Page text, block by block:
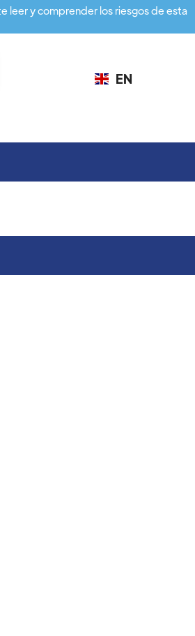
leer y comprender los riesgos de esta
EN